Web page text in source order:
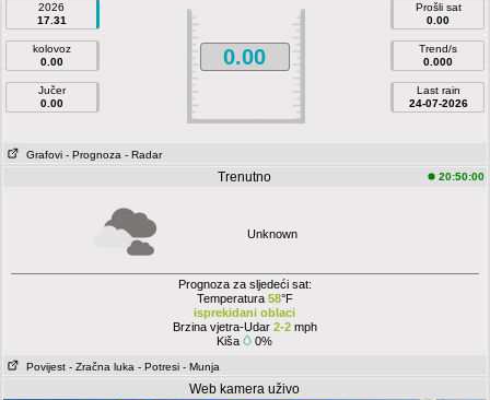
2026
17.31
kolovoz
0.00
Jučer
0.00
0.00
Prošli sat
0.00
Trend/s
0.000
Last rain
24-07-2026
Grafovi - Prognoza - Radar
Trenutno 20:50:00
Unknown
Prognoza za sljedeći sat:
Temperatura 58°F
isprekidani oblaci
Brzina vjetra-Udar 2-2mph
Kiša
0%
Povijest - Zračna luka - Potresi - Munja
Web kamera uživo